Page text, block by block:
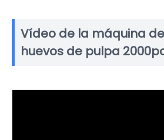
Vídeo de la máquina
huevos de pulpa